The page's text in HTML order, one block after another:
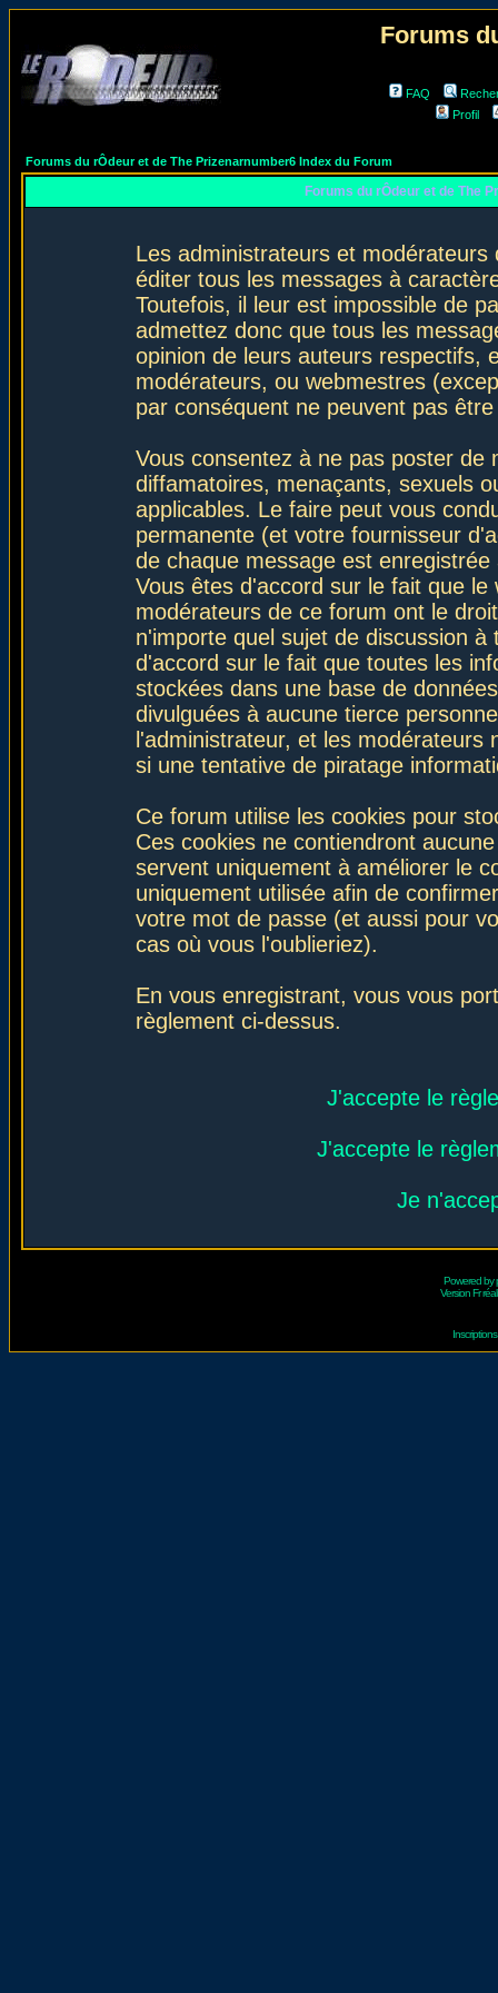
Forums
FAQ
Profil
Forums du rÔdeur et de The Prizenarnumber6 Index du Forum
Forums du rÔdeur et de The
Les administrateurs et
éditer tous les messages à
Toutefois, il leur est impossible de
admettez donc que tous les
opinion de leurs auteurs respectifs,
modérateurs, ou webmestres
par conséquent ne peuvent pas
Vous consentez à ne pas poster de
diffamatoires, menaçants, sexuels
applicables. Le faire peut vous
permanente (et votre fournisseur
de chaque message est
Vous êtes d'accord sur le fait que
modérateurs de ce forum ont le
n'importe quel sujet de discussion
d'accord sur le fait que toutes les
stockées dans une base de
divulguées à aucune tierce
l'administrateur, et les
si une tentative de piratage
Ce forum utilise les cookies pour
Ces cookies ne contiendront
servent uniquement à améliorer le
uniquement utilisée afin de
votre mot de passe (et aussi pour
cas où vous l'oublieriez).
En vous enregistrant, vous vous
règlement ci-dessus.
J'accepte le
J'accepte le
Je
Powered by
Version Fr